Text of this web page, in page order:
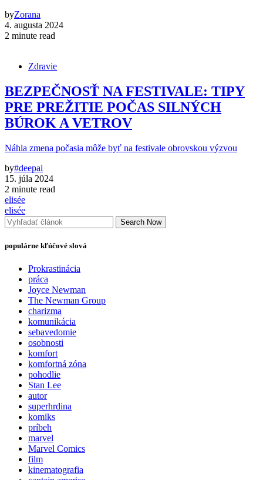
byZorana
4. augusta 2024
2 minute read
Zdravie
BEZPEČNOSŤ NA FESTIVALE: TIPY
PRE PREŽITIE POČAS SILNÝCH
BÚROK A VETROV
Náhla zmena počasia môže byť na festivale obrovskou výzvou
by#deepai
15. júla 2024
2 minute read
elisée
elisée
Search Now
populárne kľúčové slová
Prokrastinácia
práca
Joyce Newman
The Newman Group
charizma
komunikácia
sebavedomie
osobnosti
komfort
komfortná zóna
pohodlie
Stan Lee
autor
superhrdina
komiks
príbeh
marvel
Marvel Comics
film
kinematografia